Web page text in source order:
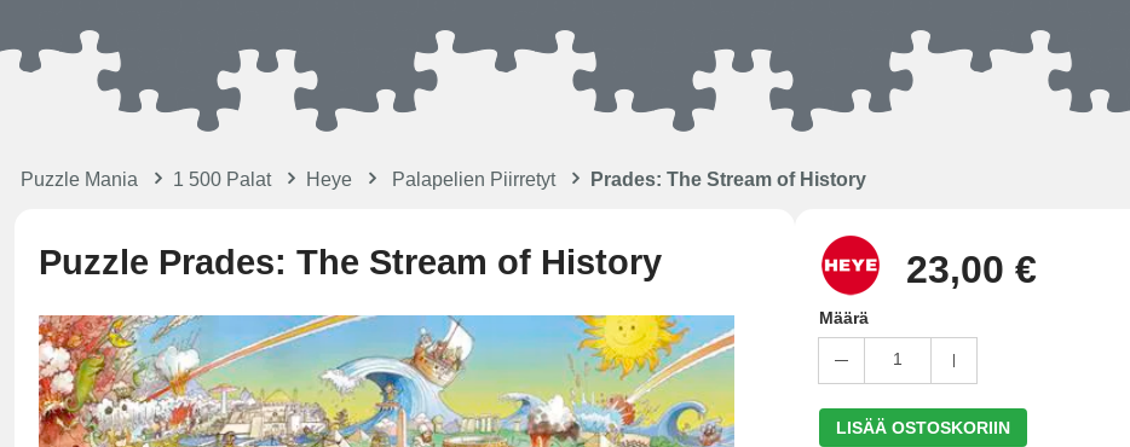
Puzzle Mania 1 500 Palat Heye Palapelien Piirretyt Prades: The Stream of History
Puzzle Prades: The Stream of History 23,00 €
Määrä
1
LISÄÄ OSTOSKORIIN